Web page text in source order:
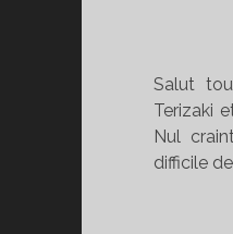
Salut
Terizaki
Nul
difficile